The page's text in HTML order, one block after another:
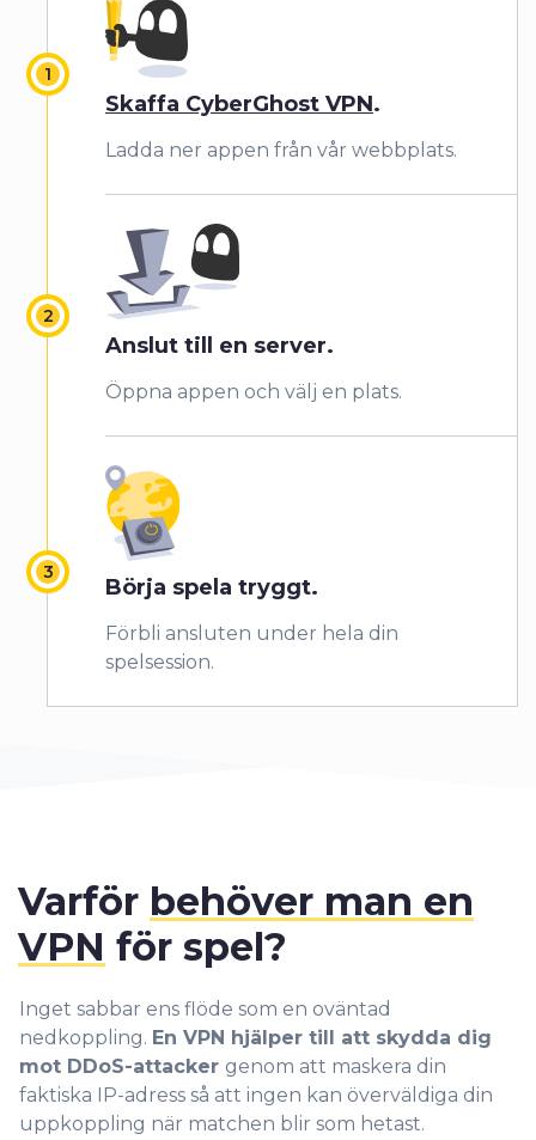
Skaffa CyberGhost VPN.
Ladda ner appen från vår webbplats.
Anslut till en server.
Öppna appen och välj en plats.
Börja spela tryggt.
Förbli ansluten under hela din
spelsession.
Varför behöver man en
VPN för spel?
Inget sabbar ens flöde som en oväntad
nedkoppling. En VPN hjälper till att skydda dig
mot DDoS-attacker genom att maskera din
faktiska IP-adress så att ingen kan överväldiga din
uppkoppling när matchen blir som hetast.